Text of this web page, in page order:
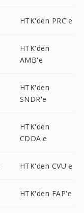
HTK'den PRC'e
HTK'den
AMB'e
HTK'den
SNDR'e
HTK'den
CDDA'e
HTK'den CVU'e
HTK'den FAP'e